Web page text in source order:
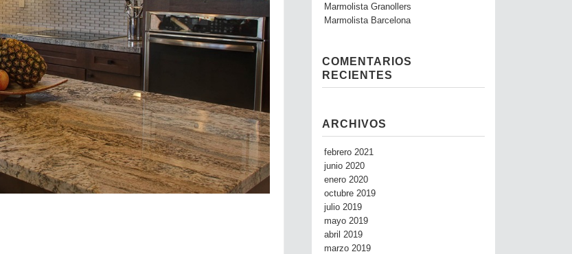
Marmolista Granollers
Marmolista Barcelona
COMENTARIOS
RECIENTES
ARCHIVOS
febrero 2021
junio 2020
enero 2020
octubre 2019
julio 2019
mayo 2019
abril 2019
marzo 2019